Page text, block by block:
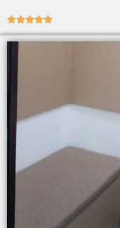
